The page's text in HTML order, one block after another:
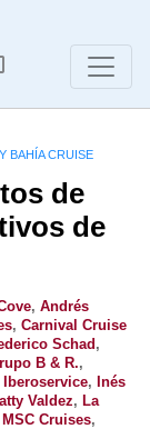
BAHÍA CRUISE
de
de
, Andrés
, Carnival Cruise
Schad ,
B & R.,
Iberoservice, Inés
Valdez, La
MSC Cruises,